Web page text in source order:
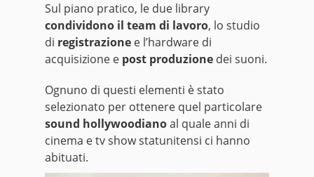
Sul piano pratico, le due library
condividono il team di lavoro, lo studio
di registrazione e l’hardware di
acquisizione e post produzione dei suoni.
Ognuno di questi elementi è stato
selezionato per ottenere quel particolare
sound hollywoodianoal quale anni di
cinema e tv show statunitensi ci hanno
abituati.